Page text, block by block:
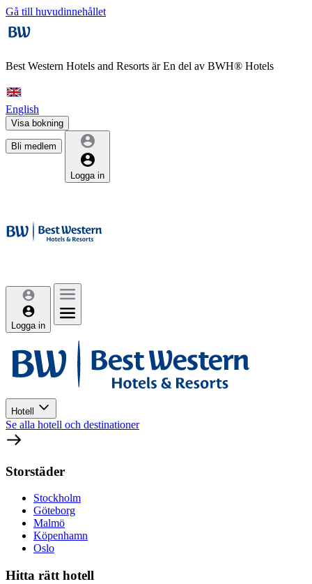
Gå till huvudinnehållet
Best Western Hotels and Resorts ärEn del av BWH® Hotels
English
Visa bokning
Bli medlem
Logga in
Logga in
Hotell
Se alla hotell och destinationer
Storstäder
Stockholm
Göteborg
Malmö
Köpenhamn
Oslo
Hitta rätt hotell